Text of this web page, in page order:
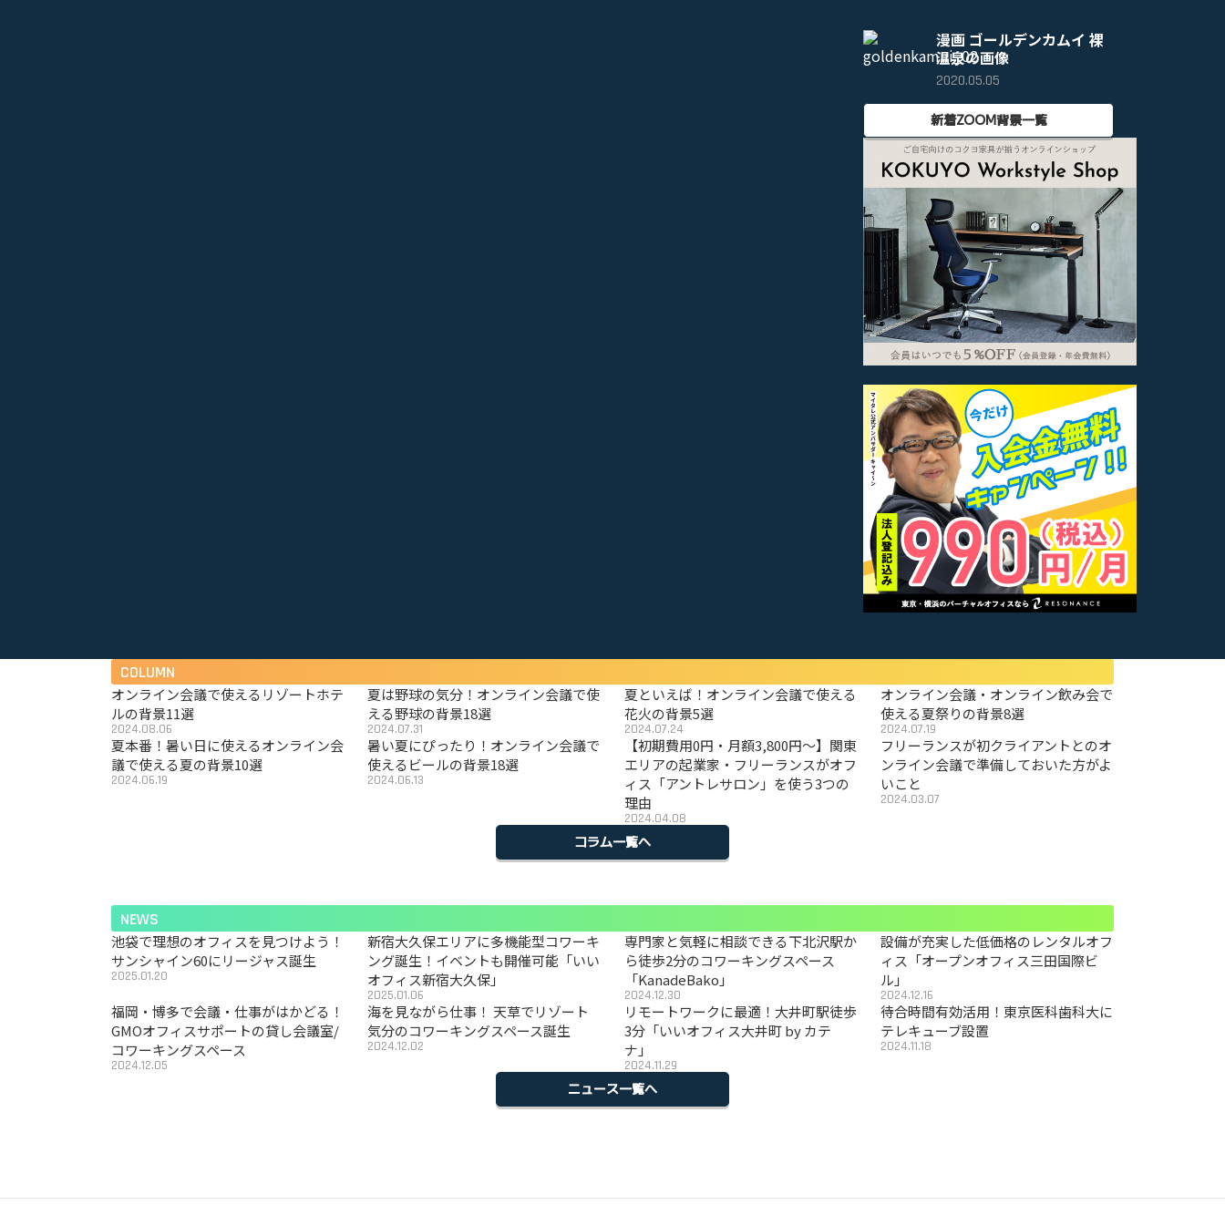
漫画 ゴールデンカムイ 裸
温泉の画像
2020.05.05
新着ZOOM背景一覧
COLUMN
オンライン会議で使えるリゾートホテ
ルの背景11選
2024.08.06
夏は野球の気分！オンライン会議で使
える野球の背景18選
2024.07.31
夏といえば！オンライン会議で使える
花火の背景5選
2024.07.24
オンライン会議・オンライン飲み会で
使える夏祭りの背景8選
2024.07.19
夏本番！暑い日に使えるオンライン会
議で使える夏の背景10選
2024.06.19
暑い夏にぴったり！オンライン会議で
使えるビールの背景18選
2024.06.13
【初期費用0円・月額3,800円〜】関東
エリアの起業家・フリーランスがオフ
ィス「アントレサロン」を使う3つの
理由
2024.04.08
フリーランスが初クライアントとのオ
ンライン会議で準備しておいた方がよ
いこと
2024.03.07
コラム一覧へ
NEWS
池袋で理想のオフィスを見つけよう！
サンシャイン60にリージャス誕生
2025.01.20
新宿大久保エリアに多機能型コワーキ
ング誕生！イベントも開催可能「いい
オフィス新宿大久保」
2025.01.06
専門家と気軽に相談できる下北沢駅か
ら徒歩2分のコワーキングスペース
「KanadeBako」
2024.12.30
設備が充実した低価格のレンタルオフ
ィス「オープンオフィス三田国際ビ
ル」
2024.12.16
福岡・博多で会議・仕事がはかどる！
GMOオフィスサポートの貸し会議室/
コワーキングスペース
2024.12.05
海を見ながら仕事！ 天草でリゾート
気分のコワーキングスペース誕生
2024.12.02
リモートワークに最適！大井町駅徒歩
3分「いいオフィス大井町 by カテ
ナ」
2024.11.29
待合時間有効活用！東京医科歯科大に
テレキューブ設置
2024.11.18
ニュース一覧へ